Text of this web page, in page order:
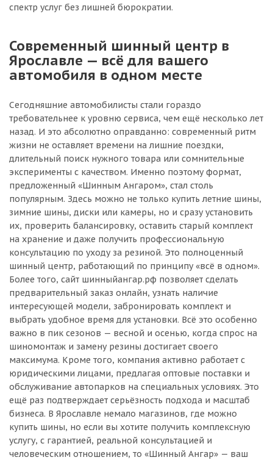
спектр услуг без лишней бюрократии.
Современный шинный центр в
Ярославле — всё для вашего
автомобиля в одном месте
Сегодняшние автомобилисты стали гораздо
требовательнее к уровню сервиса, чем ещё несколько лет
назад. И это абсолютно оправданно: современный ритм
жизни не оставляет времени на лишние поездки,
длительный поиск нужного товара или сомнительные
эксперименты с качеством. Именно поэтому формат,
предложенный «Шинным Ангаром», стал столь
популярным. Здесь можно не только купить летние шины,
зимние шины, диски или камеры, но и сразу установить
их, проверить балансировку, оставить старый комплект
на хранение и даже получить профессиональную
консультацию по уходу за резиной. Это полноценный
шинный центр, работающий по принципу «всё в одном».
Более того, сайт шинныйангар.рф позволяет сделать
предварительный заказ онлайн, узнать наличие
интересующей модели, забронировать комплект и
выбрать удобное время для установки. Всё это особенно
важно в пик сезонов — весной и осенью, когда спрос на
шиномонтаж и замену резины достигает своего
максимума. Кроме того, компания активно работает с
юридическими лицами, предлагая оптовые поставки и
обслуживание автопарков на специальных условиях. Это
ещё раз подтверждает серьёзность подхода и масштаб
бизнеса. В Ярославле немало магазинов, где можно
купить шины, но если вы хотите получить комплексную
услугу, с гарантией, реальной консультацией и
человеческим отношением, то «Шинный Ангар» — ваш